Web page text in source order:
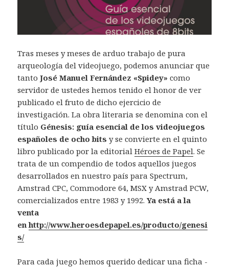
Tras meses y meses de arduo trabajo de pura
arqueología del videojuego, podemos anunciar que
tantoJosé Manuel Fernández «Spidey» como
servidor de ustedes hemos tenido el honor de ver
publicado el fruto de dicho ejercicio de
investigación. La obra literaria se denomina con el
título Génesis: guía esencial de los videojuegos
españoles de ocho bits y se convierte en el quinto
libro publicado por la editorialHéroes de Papel. Se
trata de un compendio de todos aquellos juegos
desarrollados en nuestro país para Spectrum,
Amstrad CPC, Commodore 64, MSX y Amstrad PCW,
comercializados entre 1983 y 1992.Ya está a la
venta
enhttp://www.heroesdepapel.es/producto/genesi
s/
Para cada juego hemos querido dedicar una ficha -